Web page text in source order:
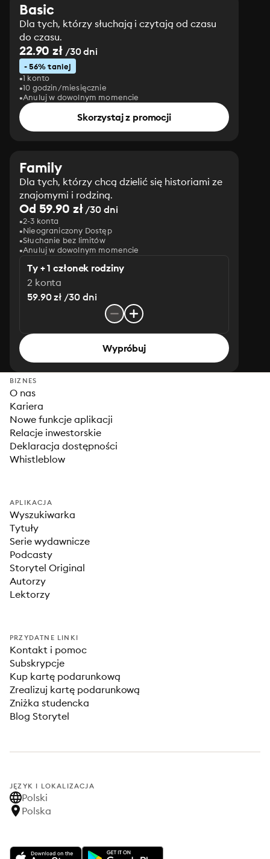
Basic
Dla tych, którzy słuchają i czytają od czasu
do czasu.
22.90 zł/30 dni
- 56% taniej
1 konto
10 godzin/miesięcznie
Anuluj w dowolnym momencie
Skorzystaj z promocji
Family
Dla tych, którzy chcą dzielić się historiami ze
znajomymi i rodziną.
Od 59.90 zł/30 dni
2-3 konta
Nieograniczony Dostęp
Słuchanie bez limitów
Anuluj w dowolnym momencie
Ty + 1 członek rodziny
2 konta
59.90 zł /30 dni
Wypróbuj
BIZNES
O nas
Kariera
Nowe funkcje aplikacji
Relacje inwestorskie
Deklaracja dostępności
Whistleblow
APLIKACJA
Wyszukiwarka
Tytuły
Serie wydawnicze
Podcasty
Storytel Original
Autorzy
Lektorzy
PRZYDATNE LINKI
Kontakt i pomoc
Subskrypcje
Kup kartę podarunkową
Zrealizuj kartę podarunkową
Zniżka studencka
Blog Storytel
JĘZYK I LOKALIZACJA
Polski
Polska